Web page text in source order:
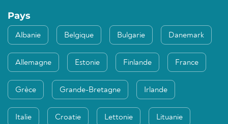
Pays
Albanie Belgique Bulgarie Danemark
Allemagne Estonie Finlande France
Grèce Grande-Bretagne Irlande
Italie Croatie Lettonie Lituanie